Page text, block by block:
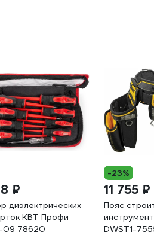
₽
диэлектрических
КВТ Профи
78620
-23%
11 755 ₽
Пояс
DWST1-